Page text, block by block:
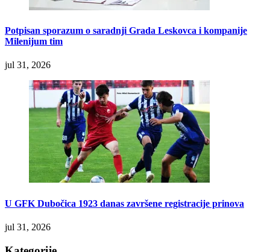
Potpisan sporazum o saradnji Grada Leskovca i kompanije
Milenijum tim
jul 31, 2026
U GFK Dubočica 1923 danas završene registracije prinova
jul 31, 2026